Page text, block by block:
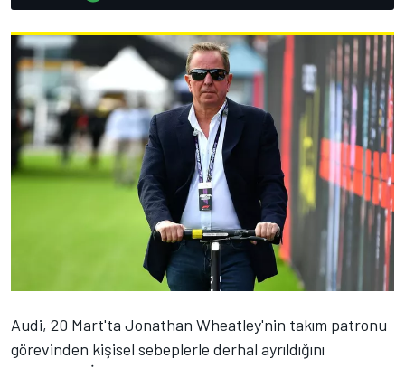
Audi, 20 Mart'ta Jonathan Wheatley'nin takım patronu
görevinden kişisel sebeplerle derhal ayrıldığını